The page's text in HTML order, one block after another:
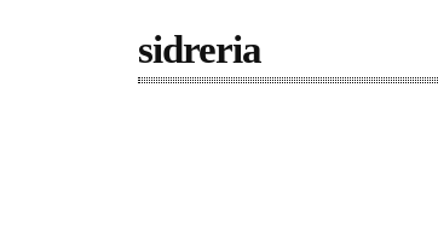
sidreria